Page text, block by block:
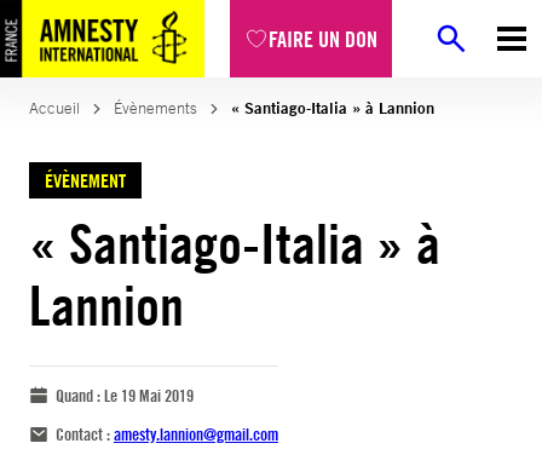
FAIRE UN DON
Accueil Évènements « Santiago-Italia » à Lannion
ÉVÈNEMENT
« Santiago-Italia » à
Lannion
Quand :Le 19 Mai 2019
Contact :amesty.lannion@gmail.com